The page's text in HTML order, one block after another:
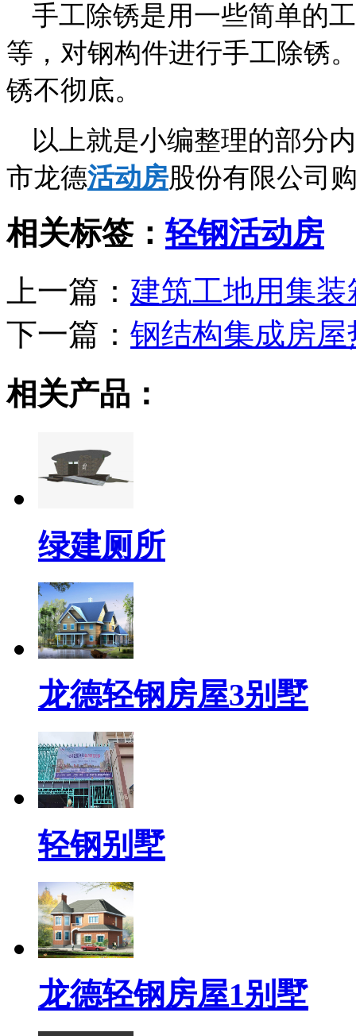
手工除锈是用一些简单的
等，对钢构件进行手工除锈
锈不彻底。
以上就是小编整理的部分
市龙德活动房股份有限公司
相关标签： 轻钢活动房
上一篇： 建筑工地用集
下一篇： 钢结构集成房
相关产品：
绿建厕所
龙德轻钢房屋3别墅
轻钢别墅
龙德轻钢房屋1别墅